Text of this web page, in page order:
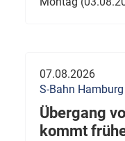
07.08.2026
S-Bahn Hamburg
Übergang
kommt